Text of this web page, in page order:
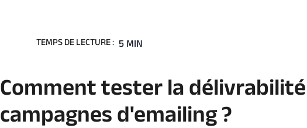
TEMPS DE LECTURE : 5 MIN
Comment tester la
campagnes d'emailing ?